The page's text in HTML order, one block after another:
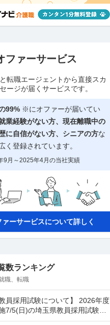
ファーサービス
転職エージェントから直接スカ
ージが届くサービスです。
99% ※にオファーが届いてい
業経験がない方、現在離職中の
に自信がない方、シニアの方な
く登録されています。
9月～2025年4月の当社実績
ァーサービスについて詳しく
数ランキング
職、転職
教員採用試験について】 2026年度
7/5(日)の埼玉県教員採用試験を
ました。 一般・教職教養の自己